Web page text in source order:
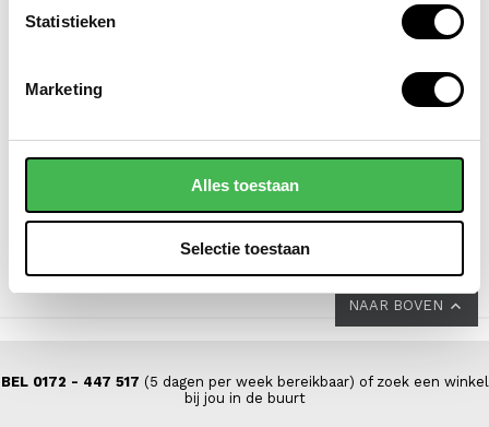
Statistieken
Marketing
Alles toestaan
Selectie toestaan
koffer / trolley /
(medium) s'cure
VOOR 149,00
grote schoudertas /
saffiano nora
NAAR BOVEN
BEL 0172 - 447 517 (5 dagen per week bereikbaar) of zoek een winkel
bij jou in de buurt